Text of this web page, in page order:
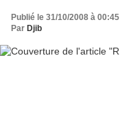
Publié le 31/10/2008 à 00:45
Par Djib